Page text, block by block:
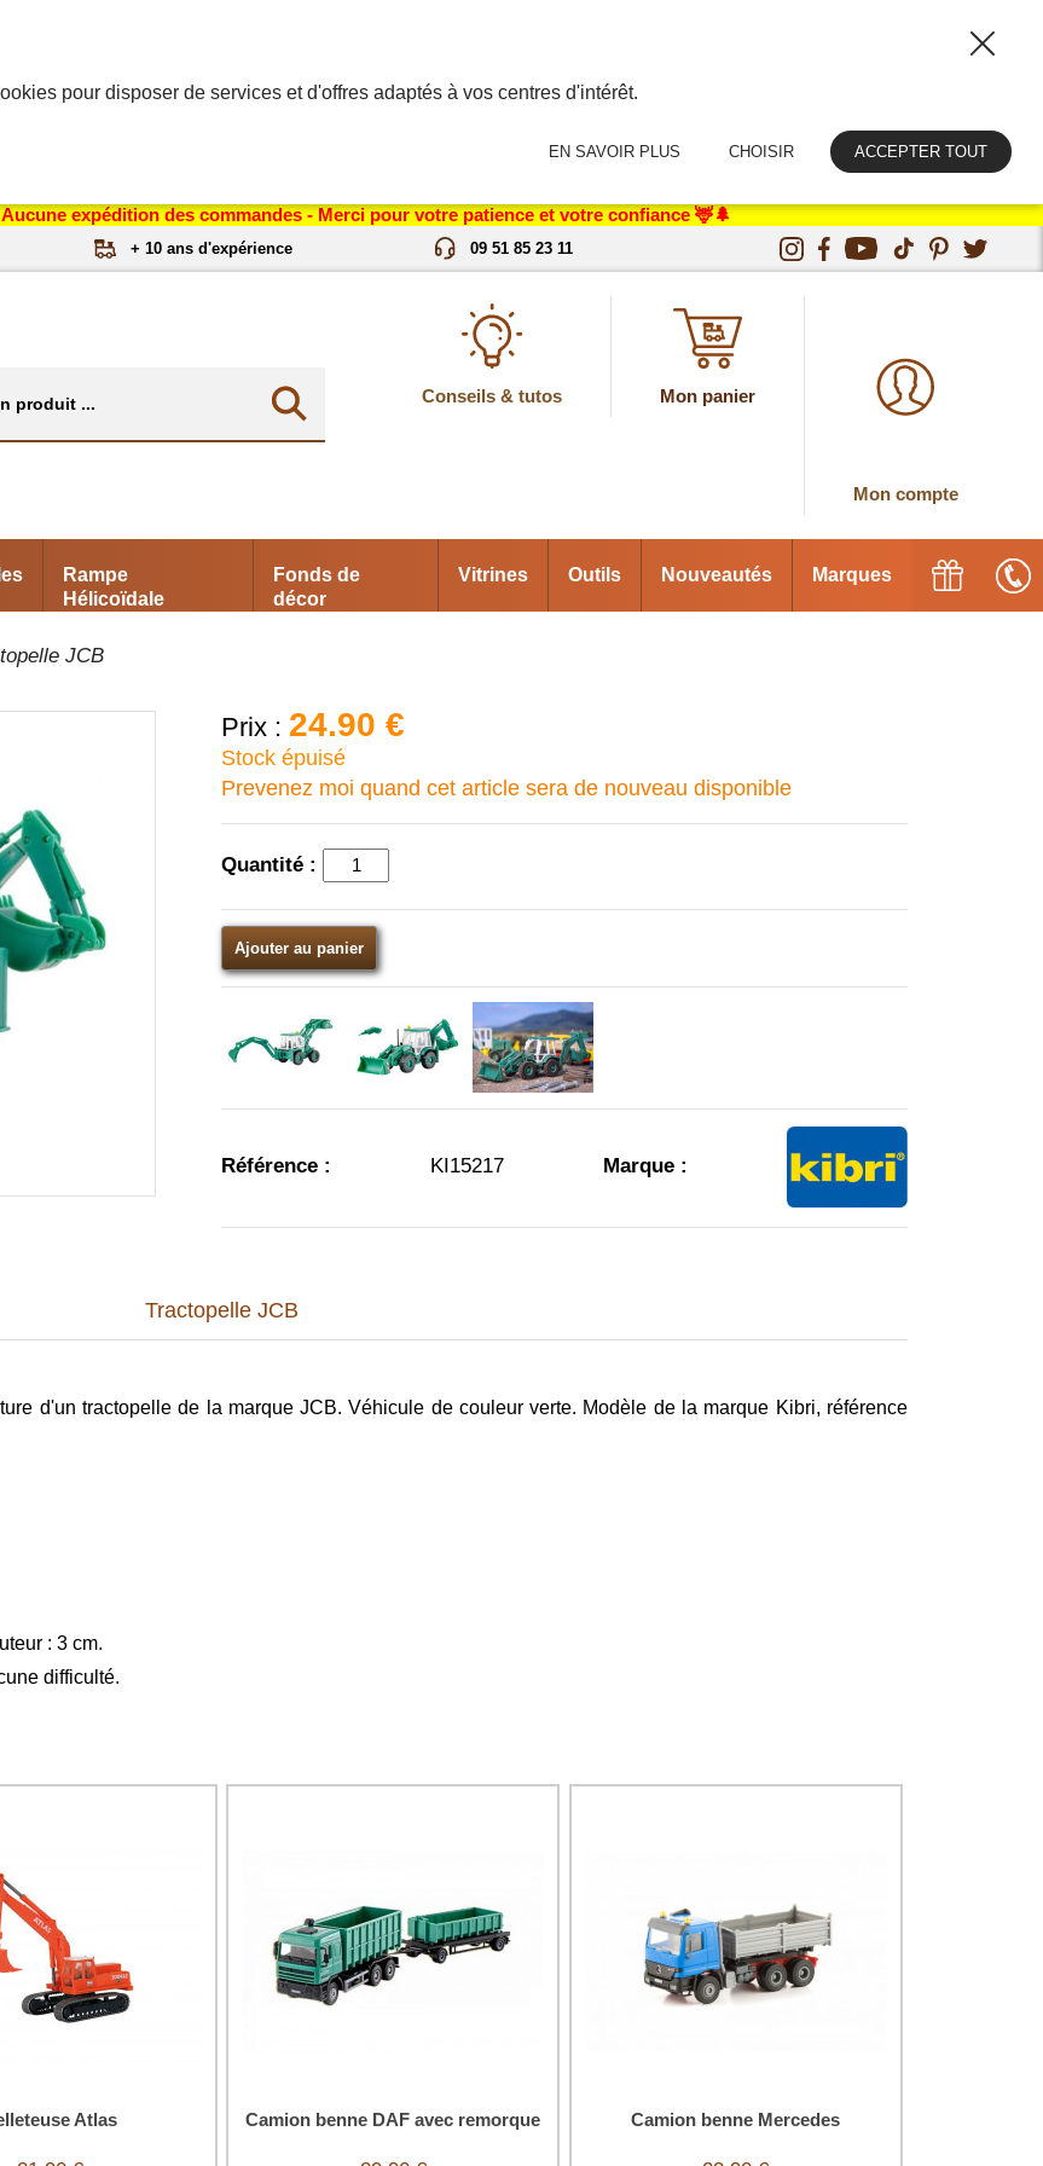
expédition des commandes - Merci pour votre patience et votre confiance 🦌🌲
+ 10 ans d'expérience 09 51 85 23 11
Conseils & tutos Mon panier
Mon compte
Rampe
Hélicoïdale
Fonds de
décor
Vitrines Outils Nouveautés Marques
JCB
Prix : 24.90 €
Stock épuisé
Prevenez moi quand cet article sera de nouveau disponible
Quantité :
Ajouter au panier
Référence : KI15217 Marque :
Tractopelle JCB
d'un tractopelle de la marque JCB. Véhicule de couleur verte. Modèle de la marque Kibri, référence
: 3 cm.
difficulté.
Atlas Camion benne DAF avec remorque Camion benne Mercedes
pour disposer de services et d'offres adaptés à vos centres d'intérêt.
EN SAVOIR PLUS CHOISIR ACCEPTER TOUT